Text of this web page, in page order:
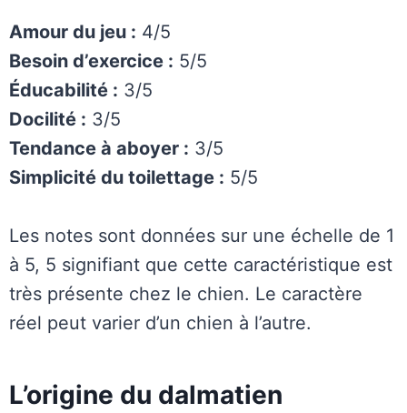
Amour du jeu : 4/5
Besoin d’exercice : 5/5
Éducabilité : 3/5
Docilité : 3/5
Tendance à aboyer : 3/5
Simplicité du toilettage : 5/5
Les notes sont données sur une échelle de 1
à 5, 5 signifiant que cette caractéristique est
très présente chez le chien. Le caractère
réel peut varier d’un chien à l’autre.
L’origine du dalmatien